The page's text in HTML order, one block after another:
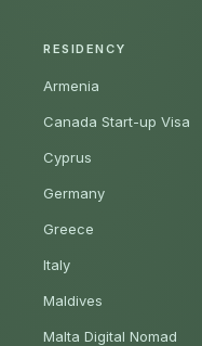
RESIDENCY
Armenia
Canada Start-up Visa
Cyprus
Germany
Greece
Italy
Maldives
Malta Digital Nomad